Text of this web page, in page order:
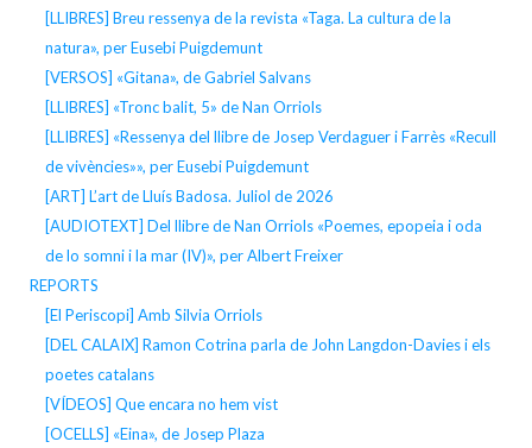
[LLIBRES] Breu ressenya de la revista «Taga. La cultura de la
natura», per Eusebi Puigdemunt
[VERSOS] «Gitana», de Gabriel Salvans
[LLIBRES] «Tronc balit, 5» de Nan Orriols
[LLIBRES] «Ressenya del llibre de Josep Verdaguer i Farrès «Recull
de vivències»», per Eusebi Puigdemunt
[ART] L’art de Lluís Badosa. Juliol de 2026
[AUDIOTEXT] Del llibre de Nan Orriols «Poemes, epopeia i oda
de lo somni i la mar (IV)», per Albert Freixer
REPORTS
[El Periscopi] Amb Silvia Orriols
[DEL CALAIX] Ramon Cotrina parla de John Langdon-Davies i els
poetes catalans
[VÍDEOS] Que encara no hem vist
[OCELLS] «Eina», de Josep Plaza